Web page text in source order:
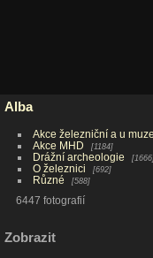
Alba
Akce železniční a u
Akce MHD 1184
Drážní archeologie 1666
O železnici 692
Různé 588
6447 fotografií
Zobrazit